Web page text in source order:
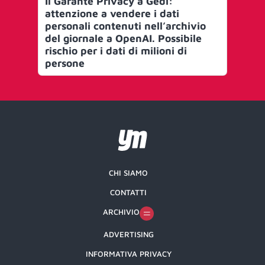
attenzione a vendere i dati
personali contenuti nell’archivio
del giornale a OpenAI. Possibile
rischio per i dati di milioni di
persone
CHI SIAMO
CONTATTI
ARCHIVIO
ADVERTISING
INFORMATIVA PRIVACY